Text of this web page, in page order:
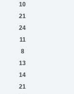
10
21
24
11
8
13
14
21